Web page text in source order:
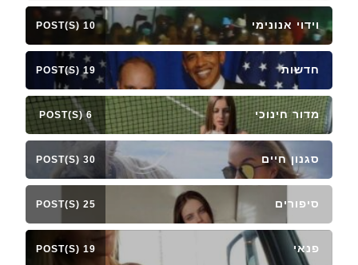
וידוי אנונימי 10 POST(S)
חדשות 19 POST(S)
מדור חינוכי 6 POST(S)
סגנון חיים 30 POST(S)
סיפורים 25 POST(S)
פנאי 19 POST(S)